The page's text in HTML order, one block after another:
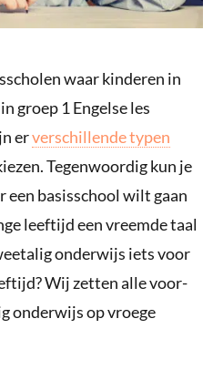
waar kinderen in
groep 1 Engelse les
erverschillende typen
Tegenwoordig kun je
een basisschool wilt gaan
leeftijd een vreemde taal
onderwijs iets voor
Wij zetten alle voor-
onderwijs op vroege